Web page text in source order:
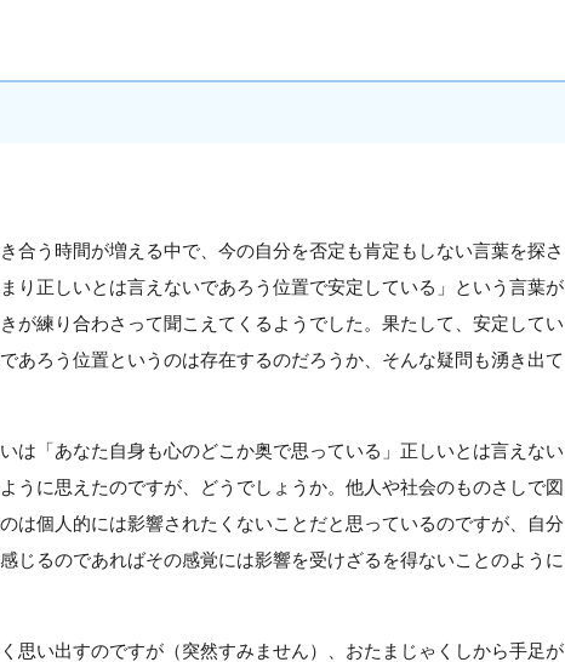
合う時間が増える中で、今の自分を否定も肯定もしない言葉を探さ
り正しいとは言えないであろう位置で安定している」という言葉が
が練り合わさって聞こえてくるようでした。果たして、安定してい
あろう位置というのは存在するのだろうか、そんな疑問も湧き出て
は「あなた自身も心のどこか奥で思っている」正しいとは言えない
うに思えたのですが、どうでしょうか。他人や社会のものさしで図
は個人的には影響されたくないことだと思っているのですが、自分
じるのであればその感覚には影響を受けざるを得ないことのように
思い出すのですが（突然すみません）、おたまじゃくしから手足が